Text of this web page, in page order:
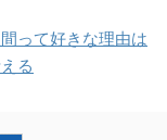
って好きな理由は
る